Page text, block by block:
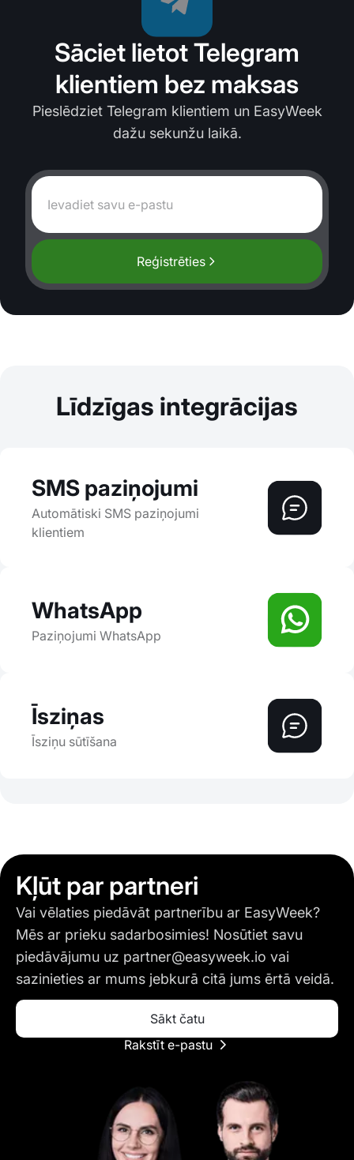
Sāciet lietot Telegram
klientiem bez maksas
Pieslēdziet Telegram klientiem un EasyWeek
dažu sekunžu laikā.
Reģistrēties
Līdzīgas integrācijas
SMS paziņojumi
Automātiski SMS paziņojumi
klientiem
WhatsApp
Paziņojumi WhatsApp
Īsziņas
Īsziņu sūtīšana
Kļūt par partneri
Vai vēlaties piedāvāt partnerību ar EasyWeek?
Mēs ar prieku sadarbosimies! Nosūtiet savu
piedāvājumu uz partner@easyweek.io vai
sazinieties ar mums jebkurā citā jums ērtā veidā.
Sākt čatu
Rakstīt e-pastu